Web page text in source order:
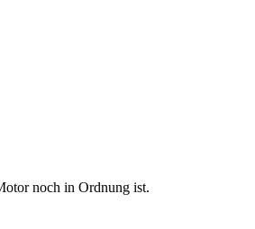
noch in Ordnung ist.